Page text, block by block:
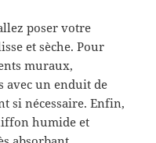
poser votre
et sèche. Pour
muraux,
avec un enduit de
si nécessaire. Enfin,
humide et